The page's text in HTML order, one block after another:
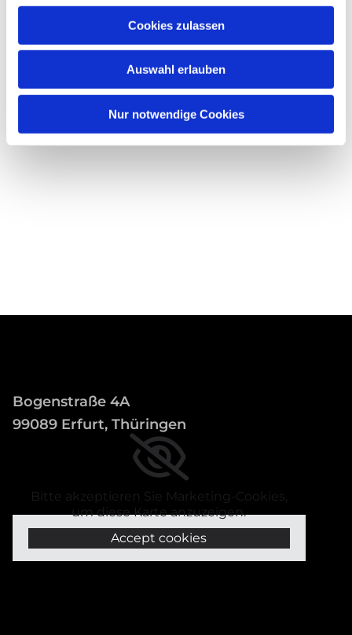
Cookies zulassen
Auswahl erlauben
Nur notwendige Cookies
Bogenstraße 4A
99089 Erfurt, Thüringen
Bitte akzeptieren Sie Marketing-Cookies,
um diese Karte anzuzeigen.
Accept cookies